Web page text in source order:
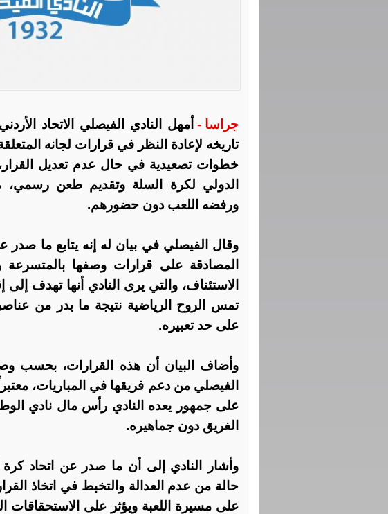
جراسا - أمهل النادي الفيصلي الاتحاد
تاريخه لإعادة النظر في قرارات لجانه
خطوات تصعيدية في حال عدم تعديل القرار،
الدولي لكرة السلة وتقديم طعن
ورفضه اللعب دون حضورهم.
وقال الفيصلي في بيان له إنه يتابع ما
المصادقة على قرارات وصفها بالمتسرعة
الاستئناف، والتي يرى النادي أنها تهدف
تمس الروح الرياضية نتيجة ما بدر من
على حد تعبيره.
وأضاف البيان أن هذه القرارات، بحسب
الفيصلي من دعم فريقها في المباريات،
على جمهور يعده النادي رأس مال نادي
الفريق دون جماهيره.
وأشار النادي إلى أن ما صدر عن اتحاد
حالة من عدم العدالة والتخبط في اتخاذ
على مسيرة اللعبة ويؤثر على الاستحقاقات